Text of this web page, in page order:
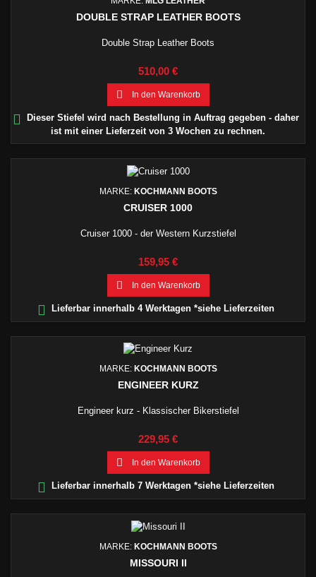
DOUBLE STRAP LEATHER BOOTS
Double Strap Leather Boots
Preis
510,00 €
 In den Warenkorb

Dieser Stiefel wird nach Bestellung in Auftrag gegeben - daher
ist mit einer Lieferzeit von 3 Wochen zu rechnen.
MARKE: KOCHMANN BOOTS
CRUISER 1000
Cruiser 1000 - der Western Kurzstiefel
Preis
159,95 €
 In den Warenkorb
 Lieferbar innerhalb 4 Werktagen *siehe Lieferzeiten
MARKE: KOCHMANN BOOTS
ENGINEER KURZ
Engineer kurz - Klassischer Bikerstiefel
Preis
229,95 €
 In den Warenkorb
 Lieferbar innerhalb 7 Werktagen *siehe Lieferzeiten
MARKE: KOCHMANN BOOTS
MISSOURI II